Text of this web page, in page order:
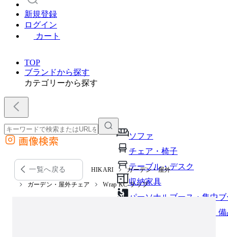
新規登録
ログイン
カート
TOP
ブランドから探す
カテゴリーから探す
ソファ
チェア・椅子
テーブル・デスク
収納家具
パーソナルブース・集中
オフィスアクセサリー・
外部サイトの商品をカートに追加
他のサイトで見つけた商品ページのURLを貼り付けて、カートに追加できます
画像検索
一覧へ戻る HIKARI ガーデン・屋外
ガーデン・屋外チェア Wrap KC-ラップ